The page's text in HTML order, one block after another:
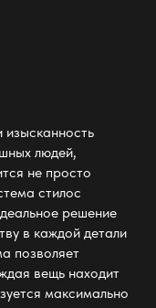
людей,
не просто
стилос
решение
в каждой детали
позволяет
вещь находит
максимально